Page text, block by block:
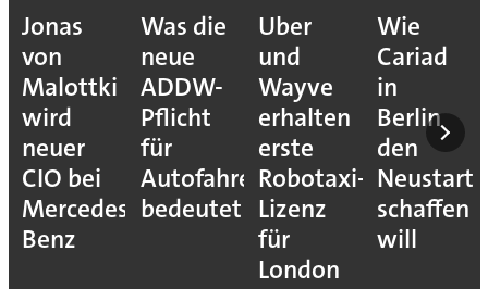
Jonas
von
Malottki
wird
neuer
CIO bei
Mercedes-
Benz
Was die
neue
ADDW-
Pflicht
für
Autofahrer
bedeutet
Uber
und
Wayve
erhalten
erste
Robotaxi-
Lizenz
für
London
Wie
Cariad
in
Berlin
den
Neustart
schaffen
will